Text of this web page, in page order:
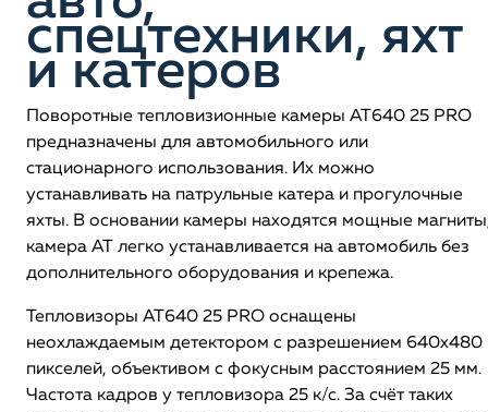
спецтехники, яхт
и катеров
Поворотные тепловизионные камеры AT640 25 PRO
предназначены для автомобильного или
стационарного использования. Их можно
устанавливать на патрульные катера и прогулочные
яхты. В основании камеры находятся мощные
камера АТ легко устанавливается на автомобиль без
дополнительного оборудования и крепежа.
Тепловизоры АТ640 25 PRO оснащены
неохлаждаемым детектором с разрешением 640х480
пикселей, объективом с фокусным расстоянием 25 мм.
Частота кадров у тепловизора 25 к/с. За счёт таких